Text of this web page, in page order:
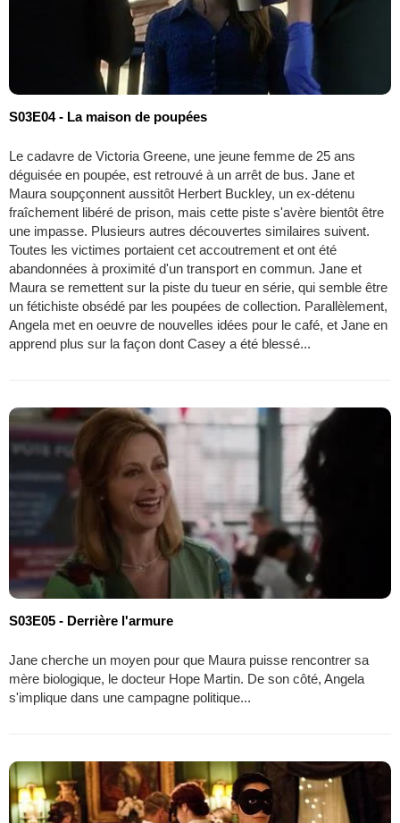
S03E04 - La maison de poupées
Le cadavre de Victoria Greene, une jeune femme de 25 ans
déguisée en poupée, est retrouvé à un arrêt de bus. Jane et
Maura soupçonnent aussitôt Herbert Buckley, un ex-détenu
fraîchement libéré de prison, mais cette piste s'avère bientôt être
une impasse. Plusieurs autres découvertes similaires suivent.
Toutes les victimes portaient cet accoutrement et ont été
abandonnées à proximité d'un transport en commun. Jane et
Maura se remettent sur la piste du tueur en série, qui semble être
un fétichiste obsédé par les poupées de collection. Parallèlement,
Angela met en oeuvre de nouvelles idées pour le café, et Jane en
apprend plus sur la façon dont Casey a été blessé...
S03E05 - Derrière l'armure
Jane cherche un moyen pour que Maura puisse rencontrer sa
mère biologique, le docteur Hope Martin. De son côté, Angela
s'implique dans une campagne politique...